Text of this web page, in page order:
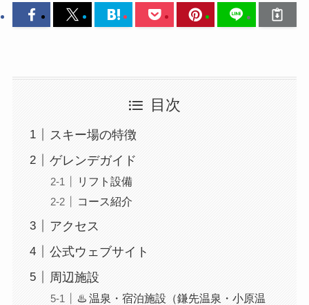
目次
スキー場の特徴
ゲレンデガイド
リフト設備
コース紹介
アクセス
公式ウェブサイト
周辺施設
♨️ 温泉・宿泊施設（鎌先温泉・小原温